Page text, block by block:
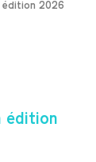
2026
édition